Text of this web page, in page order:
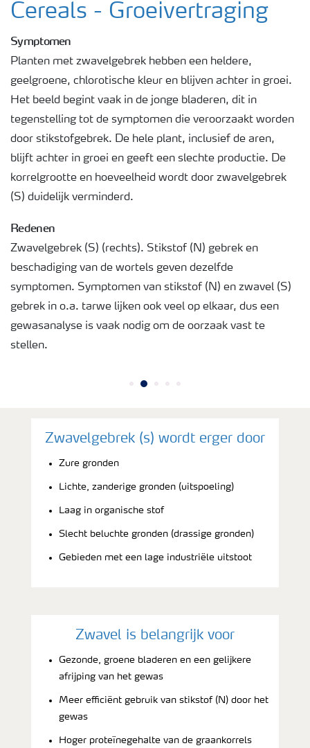
Cereals - Groeivertraging
Symptomen
Planten met zwavelgebrek hebben een heldere,
geelgroene, chlorotische kleur en blijven achter in groei.
Het beeld begint vaak in de jonge bladeren, dit in
tegenstelling tot de symptomen die veroorzaakt worden
door stikstofgebrek. De hele plant, inclusief de aren,
blijft achter in groei en geeft een slechte productie. De
korrelgrootte en hoeveelheid wordt door zwavelgebrek
(S) duidelijk verminderd.
Redenen
Zwavelgebrek (S) (rechts). Stikstof (N) gebrek en
beschadiging van de wortels geven dezelfde
symptomen. Symptomen van stikstof (N) en zwavel (S)
gebrek in o.a. tarwe lijken ook veel op elkaar, dus een
gewasanalyse is vaak nodig om de oorzaak vast te
stellen.
Zwavelgebrek (s) wordt erger door
Zure gronden
Lichte, zanderige gronden (uitspoeling)
Laag in organische stof
Slecht beluchte gronden (drassige gronden)
Gebieden met een lage industriële uitstoot
Zwavel is belangrijk voor
Gezonde, groene bladeren en een gelijkere
afrijping van het gewas
Meer efficiënt gebruik van stikstof (N) door het
gewas
Hoger proteïnegehalte van de graankorrels